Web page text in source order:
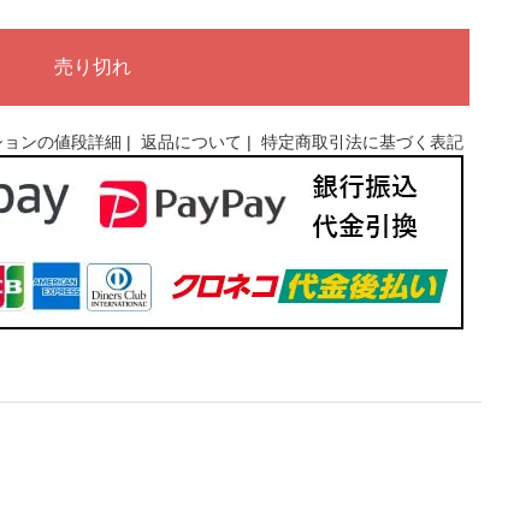
ョンの値段詳細 | 返品について | 特定商取引法に基づく表記